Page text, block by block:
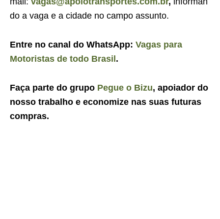
do a vaga e a cidade no campo assunto.
Entre no canal do WhatsApp: Vagas para
Motoristas de todo Brasil .
Faça parte do grupo Pegue o Bizu, apoiador do
nosso trabalho e economize nas suas futuras
compras.